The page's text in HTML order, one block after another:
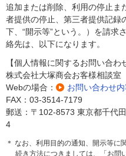
追加または削除、利用の停止ま
者提供の停止、第三者提供記録
下、“開示等”という。）を請求
絡先は、以下になります。
【個人情報に関するお問い合わ
株式会社大塚商会お客様相談室
Webの場合：
お問い合わせ
FAX：03-3514-7179
郵送：〒102-8573 東京都千代
4
＊ なお、利用目的の通知、開示等に
続き方法につきましては、「お問